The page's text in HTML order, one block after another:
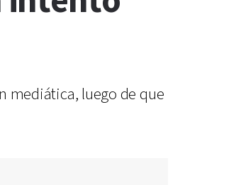
mediática, luego de que